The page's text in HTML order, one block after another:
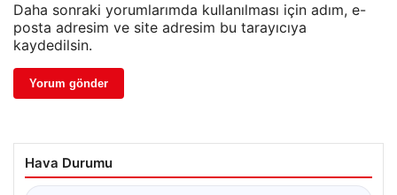
Daha sonraki yorumlarımda kullanılması için adım, e-
posta adresim ve site adresim bu tarayıcıya
kaydedilsin.
Hava Durumu